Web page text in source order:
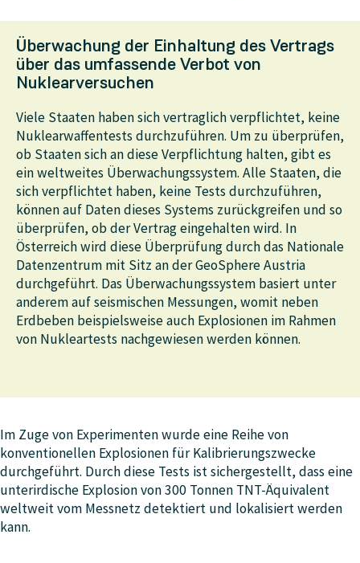
Weitere Prozesse wie die Ablagerung der Schadstoffe
am Boden durch Absinken und durch das Auswaschen
mit Regen oder Schneefall oder auch radioaktive
Zerfallsprozesse können ebenfalls simuliert werden.
Überwachung der Einhaltung des Vertrags
über das umfassende Verbot von
Nuklearversuchen
Viele Staaten haben sich vertraglich verpflichtet, keine
Nuklearwaffentests durchzuführen. Um zu überprüfen,
ob Staaten sich an diese Verpflichtung halten, gibt es
ein weltweites Überwachungssystem. Alle Staaten, die
sich verpflichtet haben, keine Tests durchzuführen,
können auf Daten dieses Systems zurückgreifen und so
überprüfen, ob der Vertrag eingehalten wird. In
Österreich wird diese Überprüfung durch das Nationale
Datenzentrum mit Sitz an der GeoSphere Austria
durchgeführt. Das Überwachungssystem basiert unter
anderem auf seismischen Messungen, womit neben
Erdbeben beispielsweise auch Explosionen im Rahmen
von Nukleartests nachgewiesen werden können.
Im Zuge von Experimenten wurde eine Reihe von
konventionellen Explosionen für Kalibrierungszwecke
durchgeführt. Durch diese Tests ist sichergestellt, dass eine
unterirdische Explosion von 300 Tonnen TNT-Äquivalent
weltweit vom Messnetz detektiert und lokalisiert werden
kann.